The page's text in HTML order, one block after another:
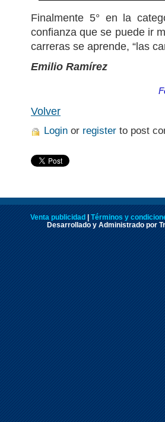
Finalmente 5° en la
confianza que se puede ir
carreras se aprende, “las
Emilio Ramírez
Volver
Login or register to post
Venta publicidad | Términos y
Desarrollado y Administrado por